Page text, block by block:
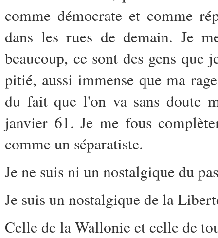
comme démocrate et comme
dans les rues de demain. Je
beaucoup, ce sont des gens que
pitié, aussi immense que ma
du fait que l'on va sans doute
janvier 61. Je me fous
comme un séparatiste.
Je ne suis ni un nostalgique du
Je suis un nostalgique de la
Celle de la Wallonie et celle de